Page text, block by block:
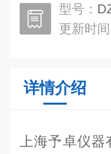
型号：
更新时间
详情介绍
上海予卓仪